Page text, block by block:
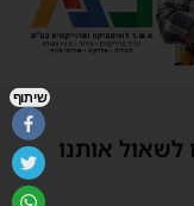
לשאול אותנו
שיתוף